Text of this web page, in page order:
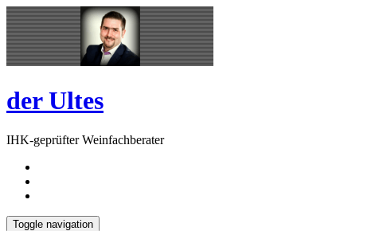
Skip
to
content
Open
Sidebar
der Ultes
IHK-geprüfter Weinfachberater
Toggle navigation